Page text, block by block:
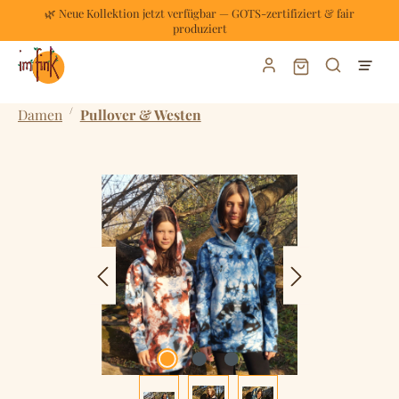
Zum Hauptinhalt springen
🌿 Neue Kollektion jetzt verfügbar — GOTS-zertifiziert & fair
produziert
Warenkorb
Damen / Pullover & Westen
Bildergalerie überspringen